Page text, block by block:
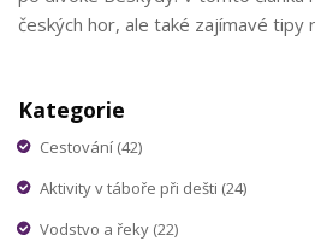
českých hor, ale také zajímavé tipy
Kategorie
Cestování (42)
Aktivity v táboře při dešti (24)
Vodstvo a řeky (22)